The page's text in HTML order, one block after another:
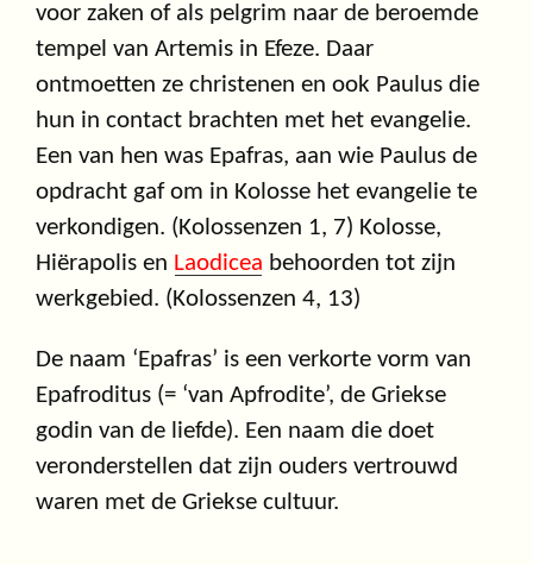
voor zaken of als pelgrim naar de beroemde
tempel van Artemis in Efeze. Daar
ontmoetten ze christenen en ook Paulus die
hun in contact brachten met het evangelie.
Een van hen was Epafras, aan wie Paulus de
opdracht gaf om in Kolosse het evangelie te
verkondigen. (Kolossenzen 1, 7) Kolosse,
Hiërapolis en Laodicea behoorden tot zijn
werkgebied. (Kolossenzen 4, 13)
De naam ‘Epafras’ is een verkorte vorm van
Epafroditus (= ‘van Apfrodite’, de Griekse
godin van de liefde). Een naam die doet
veronderstellen dat zijn ouders vertrouwd
waren met de Griekse cultuur.